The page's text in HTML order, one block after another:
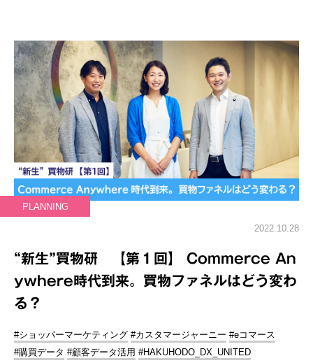
PLANNING
2022.10.28
“新生”買物研 【第１回】 Commerce An
ywhere時代到来。買物ファネルはどう変わ
る？
#ショッパーマーケティング #カスタマージャーニー #eコマース
#購買データ #顧客データ活用 #HAKUHODO_DX_UNITED